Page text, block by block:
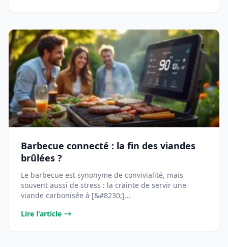
Barbecue connecté : la fin des viandes
brûlées ?
Le barbecue est synonyme de convivialité, mais
souvent aussi de stress : la crainte de servir une
viande carbonisée à [&#8230;]...
Lire l'article